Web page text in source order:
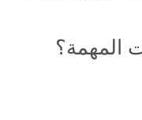
المهمة؟